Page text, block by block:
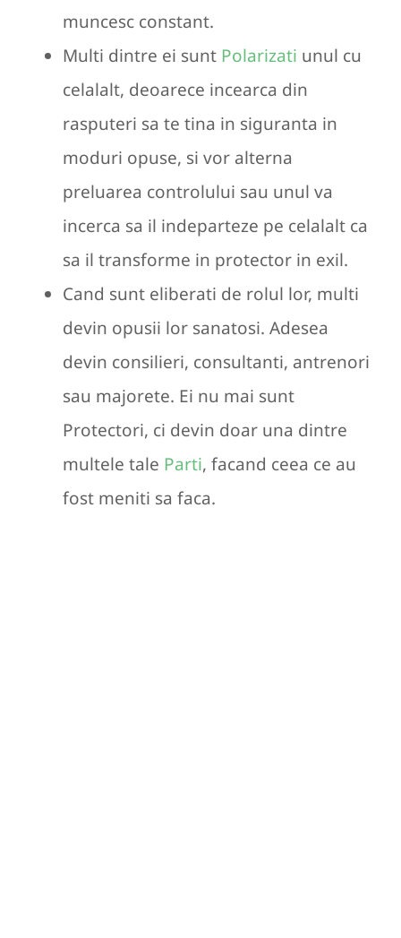
muncesc constant.
Multi dintre ei sunt Polarizati unul cu
celalalt, deoarece incearca din
rasputeri sa te tina in siguranta in
moduri opuse, si vor alterna
preluarea controlului sau unul va
incerca sa il indeparteze pe celalalt ca
sa il transforme in protector in exil.
Cand sunt eliberati de rolul lor, multi
devin opusii lor sanatosi. Adesea
devin consilieri, consultanti, antrenori
sau majorete. Ei nu mai sunt
Protectori, ci devin doar una dintre
multele tale Parti, facand ceea ce au
fost meniti sa faca.